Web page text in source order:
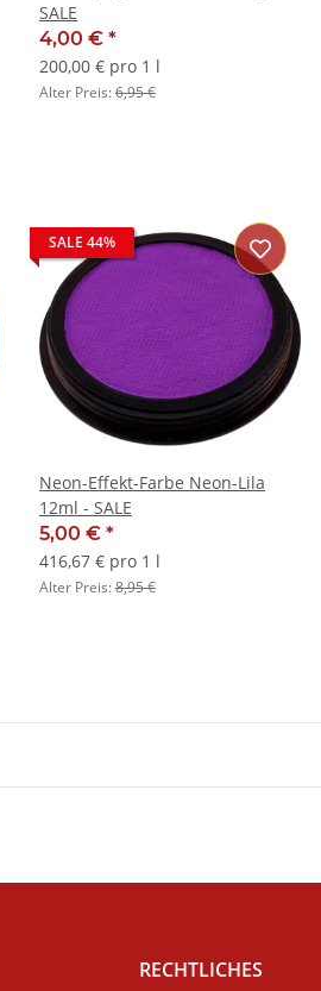
SALE
4,00 € *
200,00 € pro 1 l
Alter Preis:6,95 €
SALE 44%
Neon-Effekt-Farbe Neon-Lila
12ml - SALE
5,00 € *
416,67 € pro 1 l
Alter Preis:8,95 €
RECHTLICHES